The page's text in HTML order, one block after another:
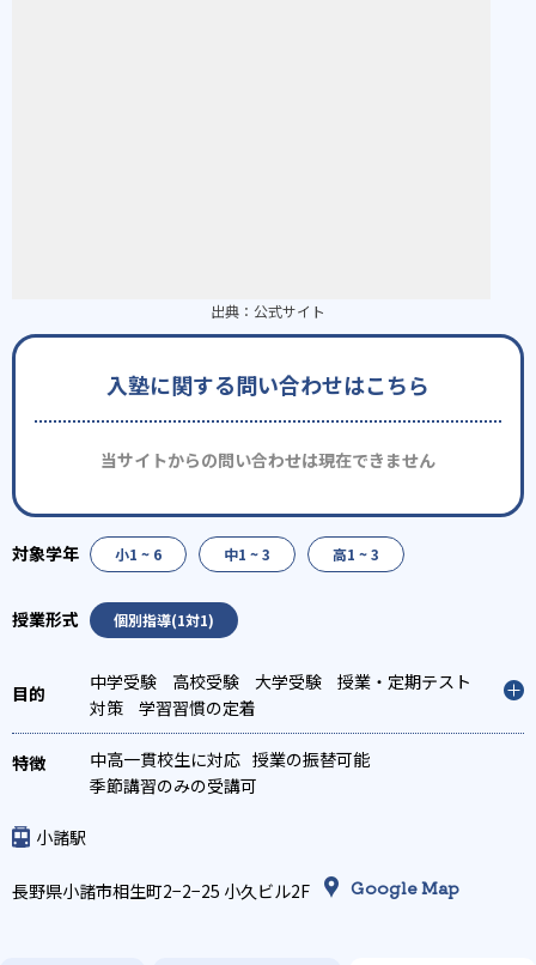
出典： 公式サイト
入塾に関する問い合わせはこちら
当サイトからの問い合わせは現在できません
小1 ~ 6 中1 ~ 3 高1 ~ 3
個別指導(1対1)
中学受験 高校受験 大学受験
授業・定期テスト
対策
学習習慣の定着
中高一貫校生に対応 授業の振替可能
季節講習のみの受講可
小諸駅
長野県小諸市相生町2−2−25 小久ビル2F Google Map